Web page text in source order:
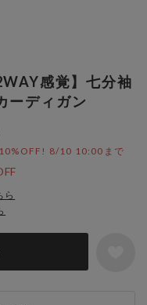
感覚】七分袖
ーディガン
8/10 10:00まで
ら